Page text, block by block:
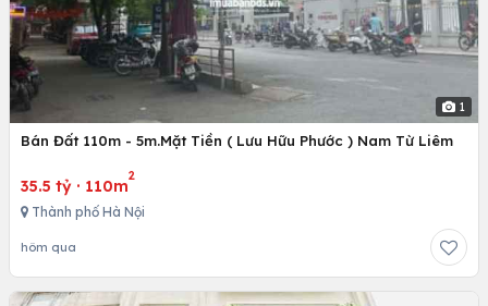
1
Bán Đất 110m - 5m.Mặt Tiền ( Lưu Hữu Phước ) Nam Từ Liêm
35.5 tỷ · 110m
2
Thành phố Hà Nội
hôm qua